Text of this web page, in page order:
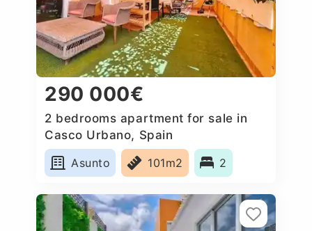
290 000€
2 bedrooms apartment for sale in
Casco Urbano, Spain
Asunto
101m2 2